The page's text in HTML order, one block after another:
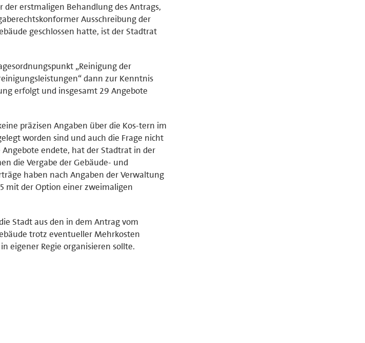
der erstmaligen Behandlung des Antrags,
Ausschreibung der
geschlossen hatte, ist der Stadtrat
„Reinigung der
dann zur Kenntnis
erfolgt und insgesamt 29 Angebote
präzisen Angaben über die Kos-tern im
worden sind und auch die Frage nicht
endete, hat der Stadtrat in der
die Vergabe der Gebäude- und
haben nach Angaben der Verwaltung
mit der Option einer zweimaligen
Stadt aus den in dem Antrag vom
trotz eventueller Mehrkosten
eigener Regie organisieren sollte.